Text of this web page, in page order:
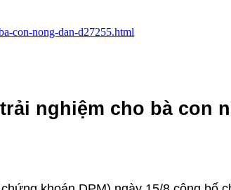
con-nong-dan-d27255.html
nghiệm cho bà con